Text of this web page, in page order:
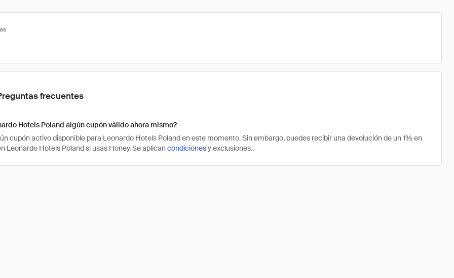
frecuentes
Hotels Poland algún cupón válido ahora mismo?
cupón activo disponible para Leonardo Hotels Poland en este momento. Sin embargo, puedes recibir una devolución de un 1% en
Leonardo Hotels Poland si usas Honey. Se aplicancondicionesy exclusiones.